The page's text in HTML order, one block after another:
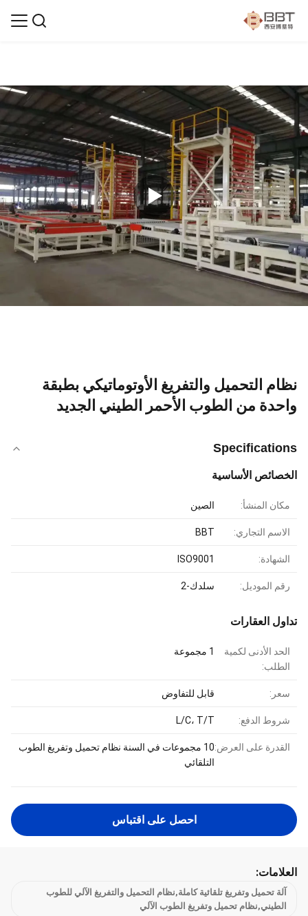
نظام التحميل والتفريغ الأوتوماتيكي بطبقة
واحدة من الطوب الأحمر الطيني الجديد
Specifications
الخصائص الأساسية
مكان المنشأ: الصين
الاسم التجاري: BBT
الشهادة: ISO9001
رقم الموديل: سلدك-2
تداول العقارات
الحد الأدنى لكمية
الطلب:
1 مجموعة
سعر: قابل للتفاوض
شروط الدفع: L/C، T/T
القدرة على العرض:
10 مجموعات في السنة نظام تحميل وتفريغ الطوب
التلقائي
احصل على اقتباس
العلامات:
آلة تحميل وتفريغ تلقائية كاملة,نظام التحميل والتفريغ الآلي للطوب
الطيني,نظام تحميل وتفريغ الطوب الآلي